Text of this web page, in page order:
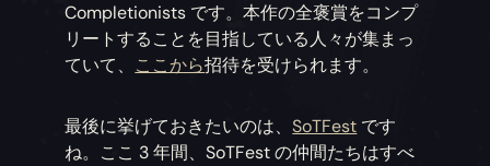
Completionists です。本作の全褒賞をコンプ
リートすることを目指している人々が集まっ
ていて、 ここから招待を受けられます。
最後に挙げておきたいのは、SoTFest です
ね。ここ 3 年間、SoTFest の仲間たちはすべ